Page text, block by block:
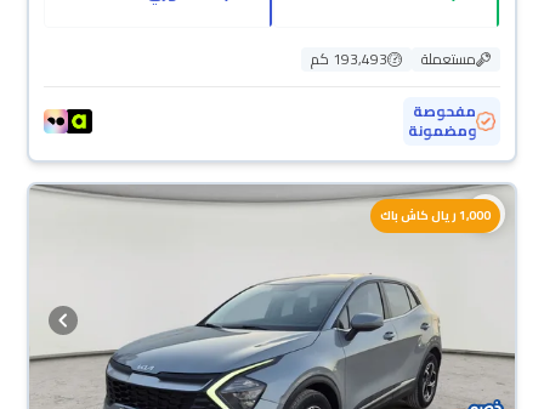
مستعملة
193,493 كم
مفحوصة
ومضمونة
1,000 ريال كاش باك